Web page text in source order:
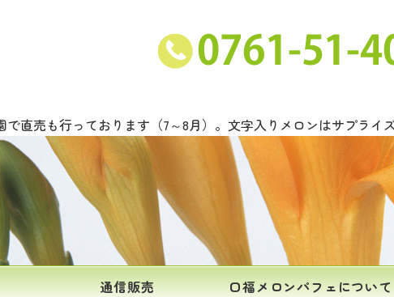
直売も行っております（7～8月）。文字入りメロンはサプライ
通信販売 口福メロンパフェについて